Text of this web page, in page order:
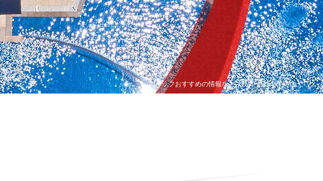
スタッフおすすめの情報などマハイナの今を発信！